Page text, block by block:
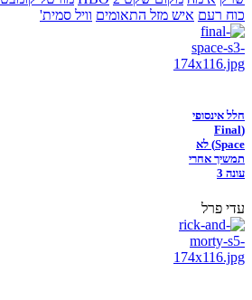
כוח רעם איש מזל התאומים וויל סמית'
חלל אינסופי
(Final
Space) לא
תמשיך אחרי
עונה 3
עדי פרל